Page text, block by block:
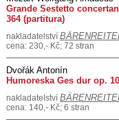
Grande Sestetto
364 (partitura)
nakladatelství
cena: 230,- Kč; 72 stran
Dvořák Antonín
Humoreska Ges dur op.
nakladatelství
cena: 140,- Kč; 6 stran